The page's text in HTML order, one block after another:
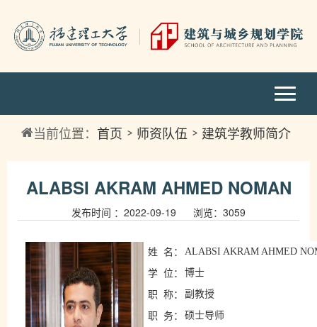
当前位置： 首页 师资队伍 建筑学教师简介
ALABSI AKRAM AHMED NOMAN
发布时间 ：2022-09-19 浏览： 3059
姓 名： ALABSI AKRAM AHMED
学 位： 博士
职 称： 副教授
职 务： 硕士导师